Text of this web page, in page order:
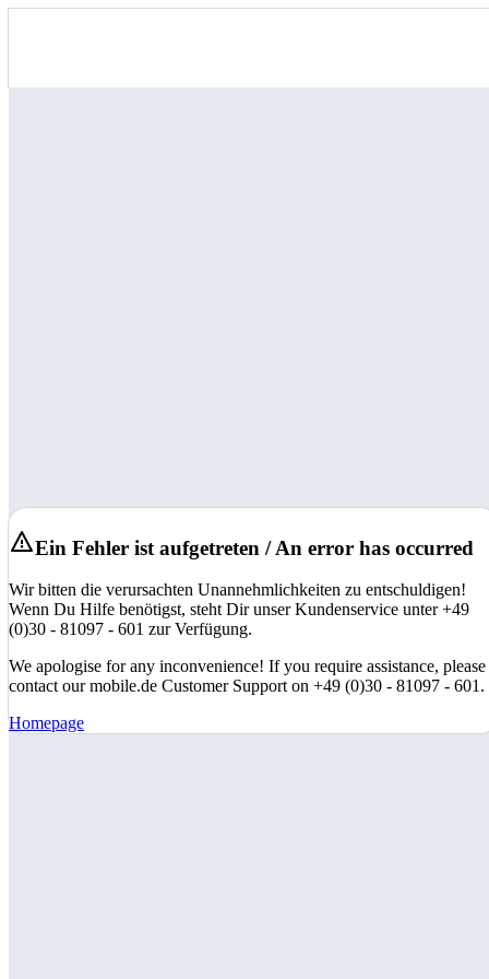
Ein Fehler ist aufgetreten / An error has occurred
Wir bitten die verursachten Unannehmlichkeiten zu entschuldigen!
Wenn Du Hilfe benötigst, steht Dir unser Kundenservice unter +49
(0)30 - 81097 - 601 zur Verfügung.
We apologise for any inconvenience! If you require assistance, please
contact our mobile.de Customer Support on +49 (0)30 - 81097 - 601.
Homepage